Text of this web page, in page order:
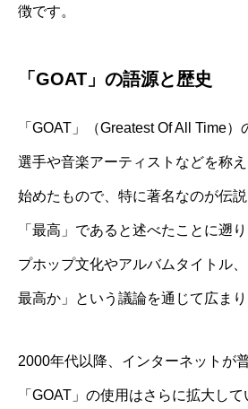
徴です。
「GOAT」の語源と歴史
「GOAT」（Greatest Of All Time
選手や音楽アーティストなどを称
始めたもので、特に著名なのが伝
「最高」であると述べたことに遡
プホップ文化やアルバムタイトル
最高か」という議論を通じて広まり
2000年代以降、インターネットが
「GOAT」の使用はさらに拡大し